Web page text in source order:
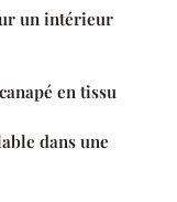
un intérieur
en tissu
dans une